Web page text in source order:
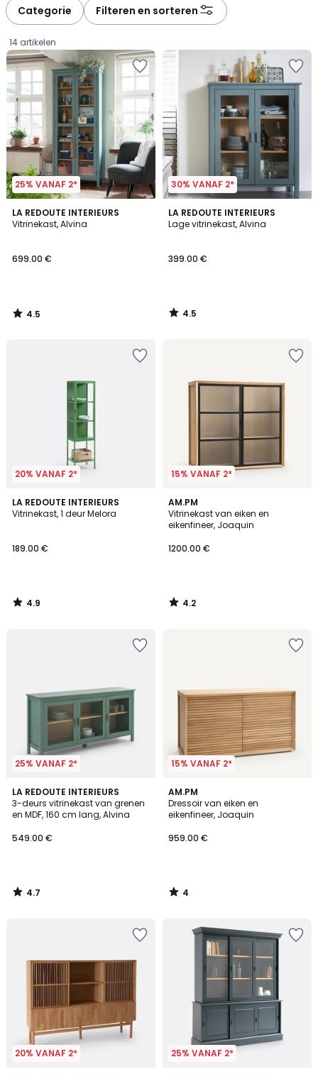
Categorie Filteren en sorteren
14 artikelen
25% VANAF 2*
LA REDOUTE INTERIEURS
Vitrinekast, Alvina
€.
699.00 €
4.5
/ 5
4.5
/
30% VANAF 2*
LA REDOUTE INTERIEURS
Lage vitrinekast, Alvina
399.00 €
4.5
/ 5
4.5
/
20% VANAF 2*
LA REDOUTE INTERIEURS
Vitrinekast, 1 deur Melora
189.00 €
4.9
/ 5
4.9
/
15% VANAF 2*
AM.PM
Vitrinekast van eiken en
eikenfineer, Joaquin
1200.00 €
4.2
/ 5
4.2
/
25% VANAF 2*
LA REDOUTE INTERIEURS
3-deurs vitrinekast van grenen
en MDF, 160 cm lang, Alvina
549.00 €
4.7
/ 5
4.7
/
15% VANAF 2*
AM.PM
Dressoir van eiken en
eikenfineer, Joaquin
959.00 €
4
/
5
4
/
20% VANAF 2* 25% VANAF 2*